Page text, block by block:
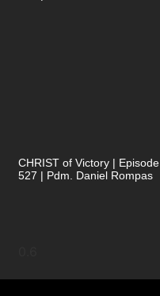
CHRIST of Victory | Episode
527 | Pdm. Daniel Rompas